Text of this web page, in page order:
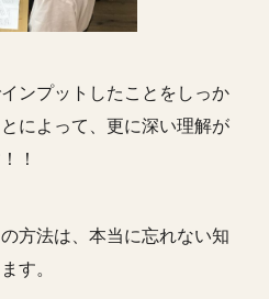
ンプットしたことをしっか
によって、更に深い理解が
！
方法は、 本当に忘れない知
す。